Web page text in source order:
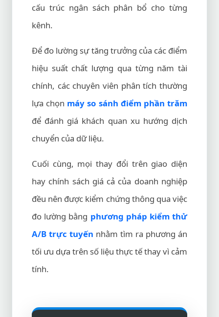
cấu trúc ngân sách phân bổ cho từng
kênh.
Để đo lường sự tăng trưởng của các điểm
hiệu suất chất lượng qua từng năm tài
chính, các chuyên viên phân tích thường
lựa chọn máy so sánh điểm phần trăm
để đánh giá khách quan xu hướng dịch
chuyển của dữ liệu.
Cuối cùng, mọi thay đổi trên giao diện
hay chính sách giá cả của doanh nghiệp
đều nên được kiểm chứng thông qua việc
đo lường bằng phương pháp kiểm thử
A/B trực tuyến nhằm tìm ra phương án
tối ưu dựa trên số liệu thực tế thay vì cảm
tính.